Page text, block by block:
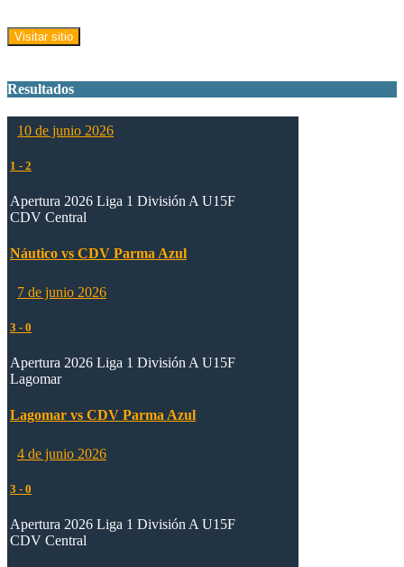
Resultados
10 de junio 2026
1 - 2
Apertura 2026 Liga 1 División A U15F
CDV Central
Náutico vs CDV Parma Azul
7 de junio 2026
3 - 0
Apertura 2026 Liga 1 División A U15F
Lagomar
Lagomar vs CDV Parma Azul
4 de junio 2026
3 - 0
Apertura 2026 Liga 1 División A U15F
CDV Central